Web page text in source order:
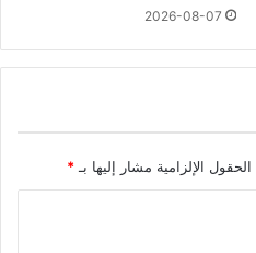
2026-08-07
الحقول الإلزامية مشار إليها بـ *